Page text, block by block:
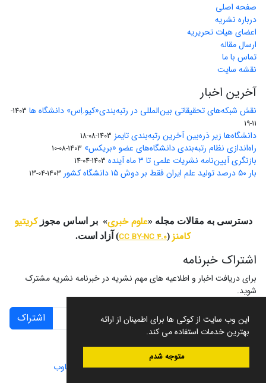
این وب سایت از کوکی ها برای اطمینان از ارائه
بهترین خدمات استفاده می کند.
متوجه شدم
صفحه اصلی
درباره نشریه
اعضای هیات تحریریه
ارسال مقاله
تماس با ما
نقشه سایت
آخرین اخبار
نقش شبکه‌های تحقیقاتی بین‌المللی در رتبه‌بندی«کیو.اِس» دانشگاه ها
1403-
11-19
دانشگاه‌ها زیر ذره‌بین آخرین رتبه‌بندی تایمز 1403-08-18
راه‌اندازی نظام رتبه‌بندی دانشگاه‌‌های عضو «بریکس» 1403-08-10
بازنگری آیین‌نامه نشریات علمی تا ۳ ماه آینده 1403-04-14
بار ۵۰ درصد تولید علم ایران فقط بر دوش ۱۵ دانشگاه کشور 1403-04-13
دسترسی به مقالات مجله «علوم خبری» بر اساس مجوزکریتیو
کامنز (
CC BY-NC 4.0) آزاد است.
اشتراک خبرنامه
برای دریافت اخبار و اطلاعیه های مهم نشریه در خبرنامه نشریه مشترک
شوید.
اشتراک
سامانه مدیریت نشریات علمی.طراحی و پیاده سازی از سیناوب